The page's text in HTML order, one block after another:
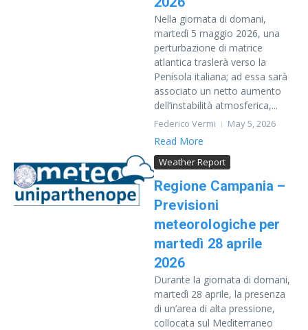
Nella giornata di domani,
martedì 5 maggio 2026, una
perturbazione di matrice
atlantica traslerà verso la
Penisola italiana; ad essa sarà
associato un netto aumento
dell’instabilità atmosferica,...
Federico Vermi May 5, 2026
Read More
Weather Report
Regione Campania –
Previsioni
meteorologiche per
martedì 28 aprile
2026
Durante la giornata di domani,
martedì 28 aprile, la presenza
di un’area di alta pressione,
collocata sul Mediterraneo